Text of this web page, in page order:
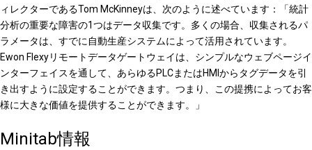
ィレクターであるTom McKinneyは、次のように述べています：「統計
分析の重要な障害の1つはデータ収集です。多くの場合、収集されるパ
ラメータは、すでに自動生産システムによって活用されています。
Ewon Flexyリモートデータゲートウェイは、シンプルなウェブページイ
ンターフェイスを通して、あらゆるPLCまたはHMIからタグデータを引
き出すように設定することができます。つまり、この提携によってお客
様に大きな価値を提供することができます。」
Minitab情報